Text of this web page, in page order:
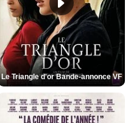
Le Triangle d'or Bande-annonce VF